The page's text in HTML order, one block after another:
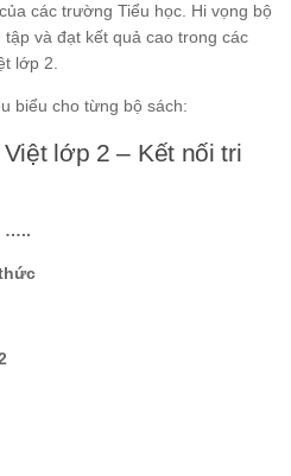
các trường Tiểu học. Hi vọng bộ
và đạt kết quả cao trong các
lớp 2.
biểu cho từng bộ sách:
lớp 2 – Kết nối tri
…..